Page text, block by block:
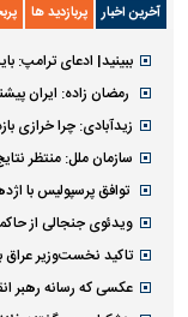
آخرین اخبار پربازدید ها
ببینید| ادعای ترامپ:
رمضان زاده: ایران
زیدآبادی: چرا خرازی
سازمان ملل: منتظر
توافق پرسپولیس با
ویدئوی جنجالی از
تاکید نخست‌وزیر عراق
عکسی که رسانه رهبر